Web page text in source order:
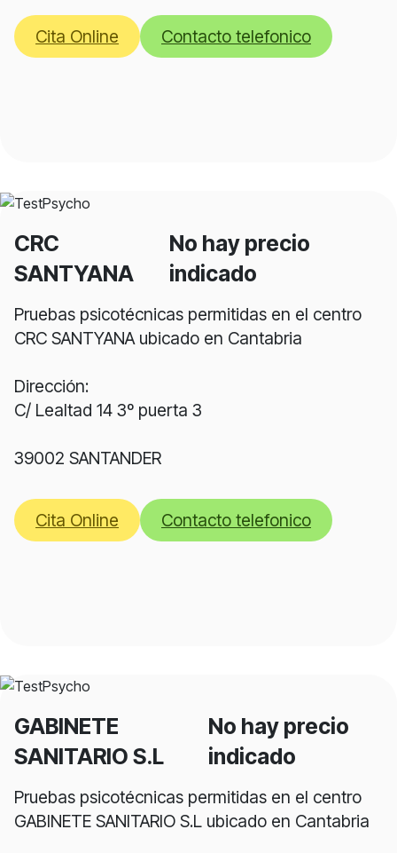
Cita Online Contacto telefonico
CRC
SANTYANA
No hay precio
indicado
Pruebas psicotécnicas permitidas en el centro
CRC SANTYANA ubicado en Cantabria
Dirección:
C/ Lealtad 14 3º puerta 3
39002 SANTANDER
Cita Online Contacto telefonico
GABINETE
SANITARIO S.L
No hay precio
indicado
Pruebas psicotécnicas permitidas en el centro
GABINETE SANITARIO S.L ubicado en Cantabria